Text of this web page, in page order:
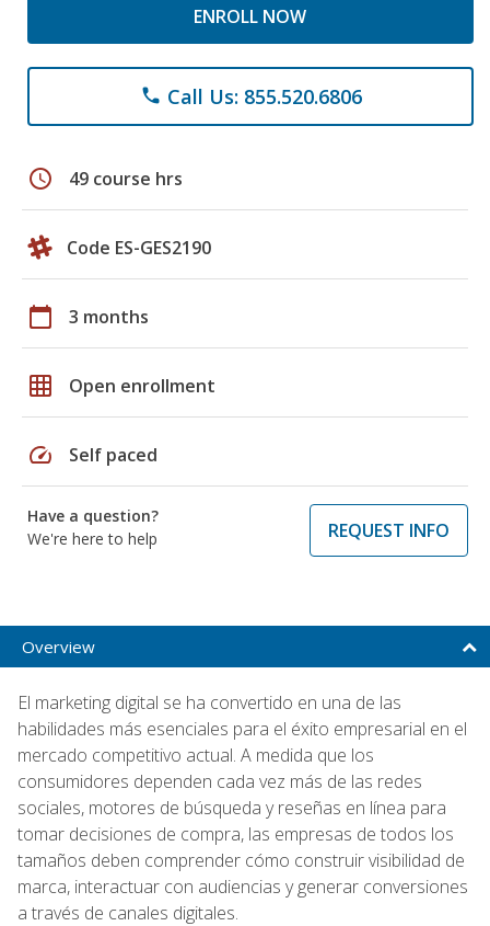
ENROLL NOW
phone Call Us: 855.520.6806
schedule 49 course hrs
Code ES-GES2190
calendar_today 3 months
grid_on Open enrollment
speed Self paced
Have a question?
We're here to help
REQUEST INFO
Overview
El marketing digital se ha convertido en una de las
habilidades más esenciales para el éxito empresarial en el
mercado competitivo actual. A medida que los
consumidores dependen cada vez más de las redes
sociales, motores de búsqueda y reseñas en línea para
tomar decisiones de compra, las empresas de todos los
tamaños deben comprender cómo construir visibilidad de
marca, interactuar con audiencias y generar conversiones
a través de canales digitales.